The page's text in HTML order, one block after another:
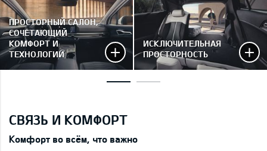
ПРОСТОРНЫЙ САЛОН,
СОЧЕТАЮЩИЙ
КОМФОРТ И
ТЕХНОЛОГИИ
ИСКЛЮЧИТЕЛЬНАЯ
ПРОСТОРНОСТЬ
СВЯЗЬ И КОМФОРТ
Комфорт во всём, что важно